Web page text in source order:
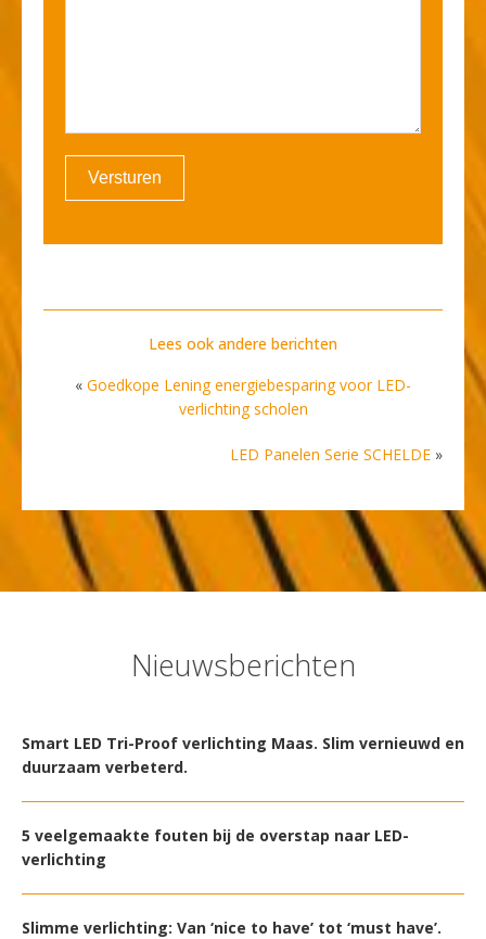
Versturen
Lees ook andere berichten
« Goedkope Lening energiebesparing voor LED-
verlichting scholen
LED Panelen Serie SCHELDE »
Nieuwsberichten
Smart LED Tri-Proof verlichting Maas. Slim vernieuwd en
duurzaam verbeterd.
5 veelgemaakte fouten bij de overstap naar LED-
verlichting
Slimme verlichting: Van ‘nice to have’ tot ‘must have’.